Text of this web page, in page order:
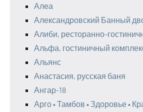
Алеа
Александровский Банный
Алиби, ресторанно-
Альфа, гостиничный
Альянс
Анастасия, русская баня
Ангар-18
Арго • Тамбов • Здоровье •